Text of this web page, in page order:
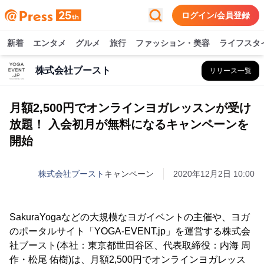
ログイン/会員登録
新着 エンタメ グルメ 旅行 ファッション・美容 ライフスタ
株式会社ブースト リリース一覧
月額2,500円でオンラインヨガレッスンが受け
放題！ 入会初月が無料になるキャンペーンを
開始
株式会社ブースト キャンペーン 2020年12月2日 10:00
SakuraYogaなどの大規模なヨガイベントの主催や、ヨガ
のポータルサイト「YOGA-EVENT.jp」を運営する株式会
社ブースト(本社：東京都世田谷区、代表取締役：内海 周
作・松尾 佑樹)は、月額2,500円でオンラインヨガレッス